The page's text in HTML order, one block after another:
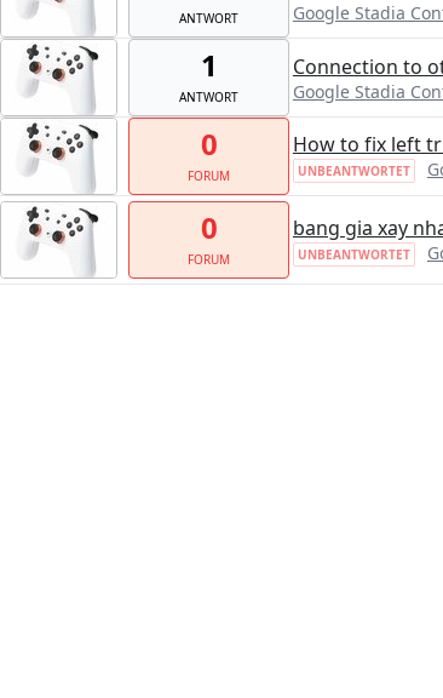
ANTWORT Google Stadia
1
ANTWORT
Connection to
Google Stadia
0
FORUM
How to fix left
UNBEANTWORTET
0
FORUM
bang gia xay
UNBEANTWORTET